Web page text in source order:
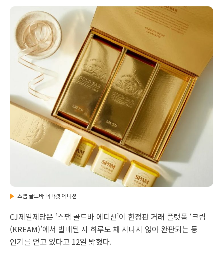
스팸 골드바 더마켓 에디션
CJ제일제당은 ‘스팸 골드바 에디션’이 한정판 거래 플랫폼 ‘크림
(KREAM)’에서 발매된 지 하루도 채 지나지 않아 완판되는 등
인기를 얻고 있다고 12일 밝혔다.